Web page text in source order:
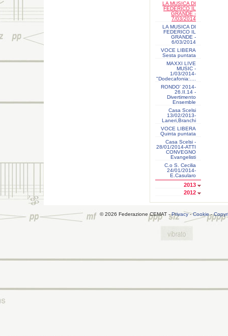
LA MUSICA DI
FEDERICO IL
GRANDE -
7/03/2014
LA MUSICA DI
FEDERICO IL
GRANDE -
6/03/2014
VOCE LIBERA
Sesta puntata
MAXXI LIVE
MUSIC -
1/03/2014-
"Dodecafonia:....
RONDO' 2014-
26.II.14 -
Divertimento
Ensemble
Casa Scelsi
13/02/2013-
Laneri,Branchi
VOCE LIBERA
Quinta puntata
Casa Scelsi -
28/01/2014-ATTI
CONVEGNO
Evangelisti
C.o S. Cecilia
24/01/2014-
E.Casularo
2013
2012
© 2026 Federazione CEMAT -Privacy-Cookie-